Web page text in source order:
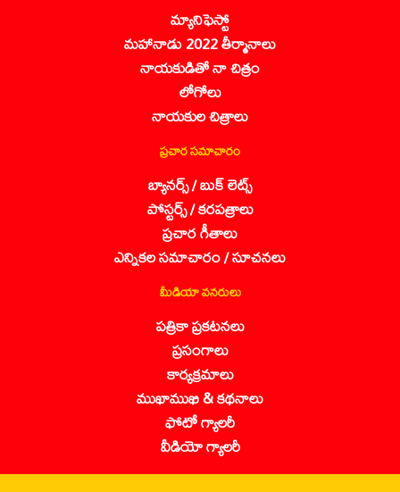
మ్యానిఫెస్టో
మహానాడు 2022 తీర్మానాలు
నాయకుడితో నా చిత్రం
లోగోలు
నాయకుల చిత్రాలు
ప్రచార సమాచారం
బ్యానర్స్ / బుక్ లెట్స్
పోస్టర్స్ / కరపత్రాలు
ప్రచార గీతాలు
ఎన్నికల సమాచారం / సూచనలు
మీడియా వనరులు
పత్రికా ప్రకటనలు
ప్రసంగాలు
కార్యక్రమాలు
ముఖాముఖి & కథనాలు
ఫోటో గ్యాలరీ
వీడియో గ్యాలరీ